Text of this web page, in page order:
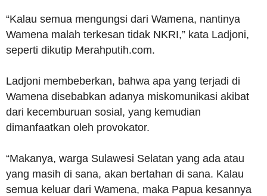
“Kalau semua mengungsi dari Wamena, nantinya
Wamena malah terkesan tidak NKRI,” kata Ladjoni,
seperti dikutip Merahputih.com.
Ladjoni membeberkan, bahwa apa yang terjadi di
Wamena disebabkan adanya miskomunikasi akibat
dari kecemburuan sosial, yang kemudian
dimanfaatkan oleh provokator.
“Makanya, warga Sulawesi Selatan yang ada atau
yang masih di sana, akan bertahan di sana. Kalau
semua keluar dari Wamena, maka Papua kesannya